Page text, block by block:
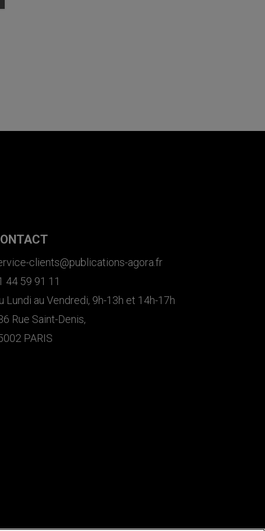
clients@publications-agora.fr
44 59 91 11
Lundi au Vendredi, 9h-13h et 14h-17h
Rue Saint-Denis,
PARIS